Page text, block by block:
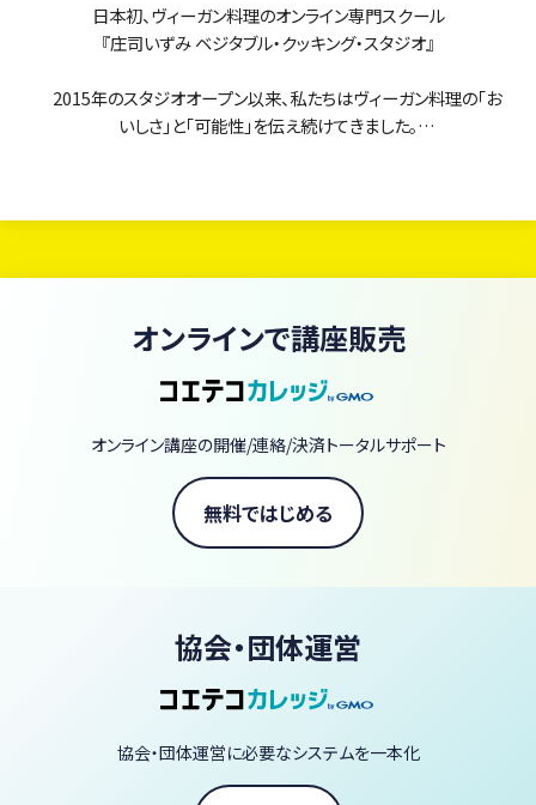
日本初、ヴィーガン料理のオンライン専門スクール
『庄司いずみ ベジタブル・クッキング・スタジオ』
2015年のスタジオオープン以来、私たちはヴィーガン料理の「お
いしさ」と「可能性」を伝え続けてきました。
るレシピと技術が、ここにすべて揃っています。
【当スクールの3つの強み】
に。一生モノのスキルが手に入ります。
一流の講師陣： 著書70冊以上の庄司いずみをはじめ、ヴィーガン界
の第一線で活躍するシェフやパティシエなど60名以上が直接指導。
スタジオクオリティの体験： ライブ配信の臨場感で、自宅にいながら
ヴィーガン料理家 庄司いずみ
オンラインで講座販売
オンライン講座の開催/連絡/決済トータルサポート
無料ではじめる
協会・団体運営
協会・団体運営に必要なシステムを一本化